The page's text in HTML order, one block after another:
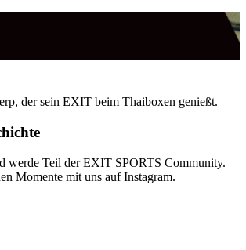
der sein EXIT beim Thaiboxen genießt.
werde Teil der EXIT SPORTS Community.
Momente mit uns auf Instagram.